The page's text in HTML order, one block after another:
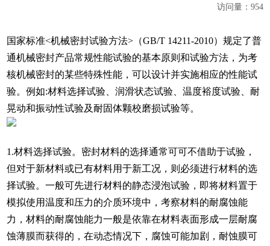
访问量： 954
国家标准<机械密封试验方法>（GB/T 14211-2010）规定了普
通机械密封产品常规性能试验的基本原则和试验方法，为考
核机械密封的某些特殊性能，可以设计并实施相应的性能试
验。例如:材料选择试验、润滑状态试验、温度裕度试验、耐
晃动和振动性试验及耐固体颗校磨损试验等。
1.材料选择试验。密封材料的选择通常可可不借助于试验，
但对于新材料或已有材料用于新工况，则必须进行材料的选
择试验。一般可先进行材料的静态浸泡试验，即将材料置于
模拟使用温度和压力的介质环境中，考察材料的耐腐蚀能
力，材料的耐腐蚀能力一般是依靠在材料表面形成一层耐腐
蚀薄膜而获得的，在动态情况下，腐蚀可能加剧，耐蚀膜可